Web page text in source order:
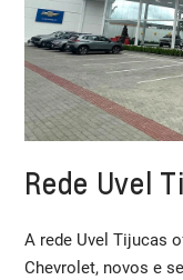
Rede Uvel
A rede Uvel Tijucas
Chevrolet, novos e